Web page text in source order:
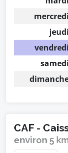
mercredi
jeudi
vendredi
samedi
CAF -
environ 5